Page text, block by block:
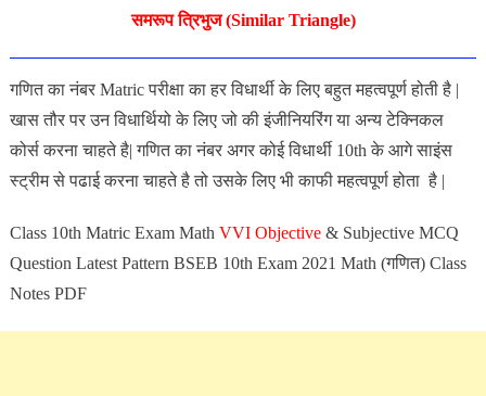
समरूप त्रिभुज (Similar Triangle)
गणित का नंबर Matric परीक्षा का हर विधार्थी के लिए बहुत महत्वपूर्ण होती है |
खास तौर पर उन विधार्थियो के लिए जो की इंजीनियरिंग या अन्य टेक्निकल
कोर्स करना चाहते है| गणित का नंबर अगर कोई विधार्थी 10th के आगे साइंस
स्ट्रीम से पढाई करना चाहते है तो उसके लिए भी काफी महत्वपूर्ण होता है |
Class 10th Matric Exam Math VVI Objective& Subjective MCQ
Question Latest Pattern BSEB 10th Exam 2021 Math (गणित) Class
Notes PDF